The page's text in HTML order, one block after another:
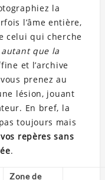
la
l’âme entière,
celui qui cherche
que la
et l’archive
prenez au
lésion, jouant
En bref, la
toujours mais
repères sans
.
Zone de